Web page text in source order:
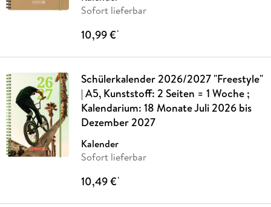
Sofort lieferbar
10,99 €*
Schülerkalender 2026/2027 "Freestyle"
| A5, Kunststoff: 2 Seiten = 1 Woche ;
Kalendarium: 18 Monate Juli 2026 bis
Dezember 2027
Kalender
Sofort lieferbar
10,49 €*